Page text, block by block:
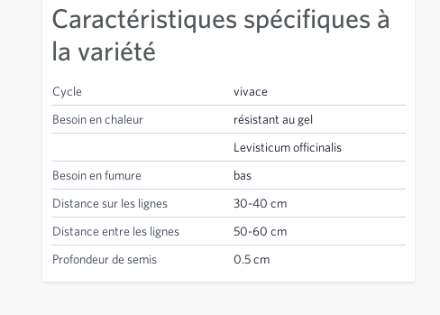
Caractéristiques spécifiques à
la variété
Cycle
vivace
Besoin en chaleur
résistant au gel
Levisticum officinalis
Besoin en fumure
bas
Distance sur les lignes
30-40 cm
Distance entre les lignes
50-60 cm
Profondeur de semis
0.5 cm